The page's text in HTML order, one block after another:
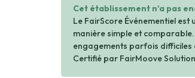
Cet établissement n'a pas
Le FairScore Événementiel est
manière simple et
engagements parfois difficiles
Certifié par FairMoove Solution